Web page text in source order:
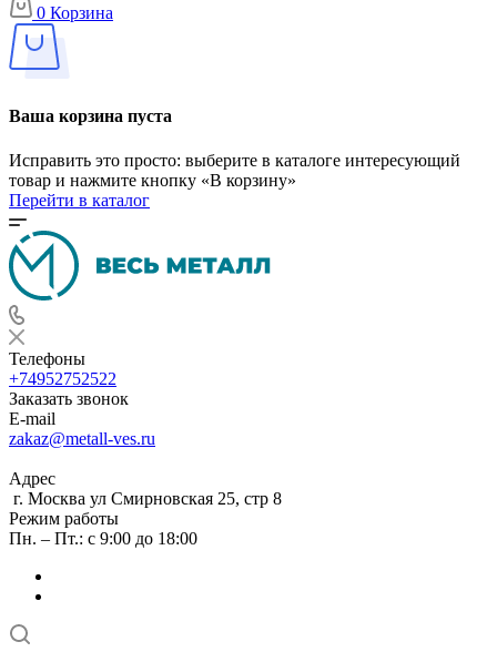
0 Корзина
Ваша корзина пуста
Исправить это просто: выберите в каталоге интересующий
товар и нажмите кнопку «В корзину»
Перейти в каталог
Телефоны
+74952752522
Заказать звонок
E-mail
zakaz@metall-ves.ru
Адрес
г. Москва ул Смирновская 25, стр 8
Режим работы
Пн. – Пт.: с 9:00 до 18:00